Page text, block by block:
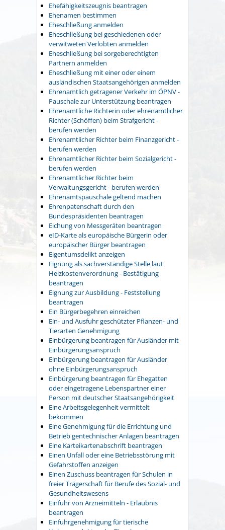
Ehefähigkeitszeugnis beantragen
Ehenamen bestimmen
Eheschließung anmelden
Eheschließung bei geschiedenen oder
verwitweten Verlobten anmelden
Eheschließung bei sorgeberechtigten
Partnern anmelden
Eheschließung mit einer oder einem
ausländischen Staatsangehörigen anmelden
Ehrenamtlich getragener Verkehr im ÖPNV -
Pauschale zur Unterstützung beantragen
Ehrenamtliche Richterin oder ehrenamtlicher
Richter (Schöffen) beim Strafgericht -
berufen werden
Ehrenamtlicher Richter beim Finanzgericht -
berufen werden
Ehrenamtlicher Richter beim Sozialgericht -
berufen werden
Ehrenamtlicher Richter beim
Verwaltungsgericht - berufen werden
Ehrenamtspauschale geltend machen
Ehrenpatenschaft durch den
Bundespräsidenten beantragen
Eichung von Messgeräten beantragen
eID-Karte als europäische Bürgerin oder
europäischer Bürger beantragen
Eigentumsdelikt anzeigen
Eignung als sachverständige Stelle laut
Heizkostenverordnung - Bestätigung
beantragen
Eignung zur Ausbildung - Feststellung
beantragen
Ein Bürgerbegehren einreichen
Ein- und Ausfuhr geschützter Pflanzen- und
Tierarten Genehmigung
Einbürgerung beantragen für Ausländer mit
Einbürgerungsanspruch
Einbürgerung beantragen für Ausländer
ohne Einbürgerungsanspruch
Einbürgerung beantragen für Ehegatten
oder eingetragene Lebenspartner einer
Person mit deutscher Staatsangehörigkeit
Eine Arbeitsgelegenheit vermittelt
bekommen
Eine Genehmigung für die Errichtung und
Betrieb gentechnischer Anlagen beantragen
Eine Karteikartenabschrift beantragen
Einen Unfall oder eine Betriebsstörung mit
Gefahrstoffen anzeigen
Einen Zuschuss beantragen für Schulen in
freier Trägerschaft für Berufe des Sozial- und
Gesundheitswesens
Einfuhr von Arzneimitteln - Erlaubnis
beantragen
Einfuhrgenehmigung für tierische